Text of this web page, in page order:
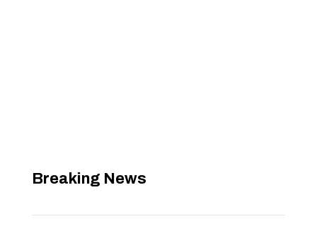
Breaking News